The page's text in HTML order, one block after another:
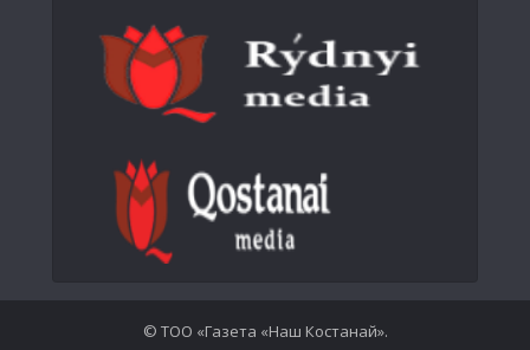
© ТОО «Газета «Наш Костанай».